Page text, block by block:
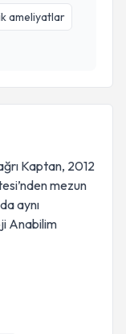
ameliyatlar
Kaptan, 2012
mezun
aynı
Anabilim